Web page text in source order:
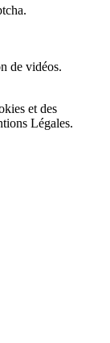
de vidéos.
et des
Légales.